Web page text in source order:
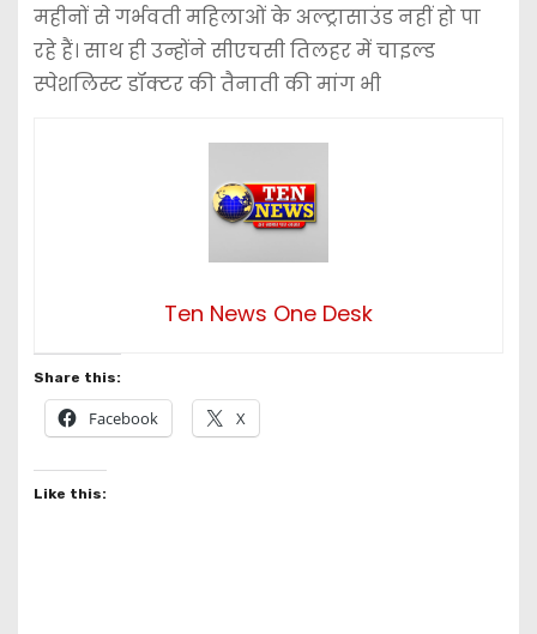
महीनों से गर्भवती महिलाओं के अल्ट्रासाउंड नहीं हो पा
रहे हैं। साथ ही उन्होंने सीएचसी तिलहर में चाइल्ड
स्पेशलिस्ट डॉक्टर की तैनाती की मांग भी
Ten News One Desk
Share this:
Facebook X
Like this: